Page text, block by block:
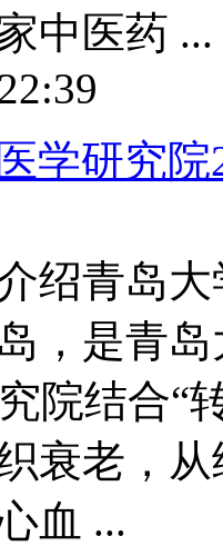
中医药 ...
学研究
绍青岛
，是青
院结合“
衰老，
血 ...